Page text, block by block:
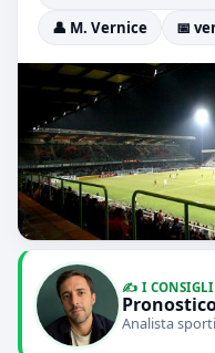
👤 M. Vernice
📅
✍️ I CONSIGLI
Analista